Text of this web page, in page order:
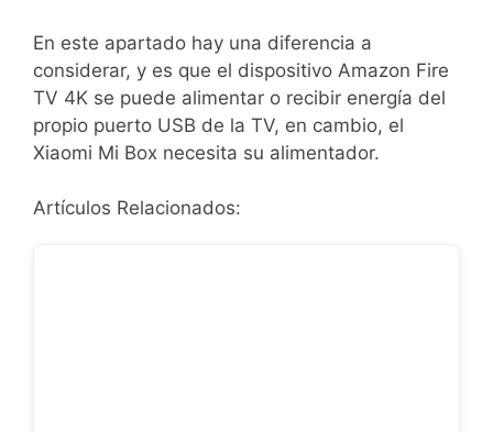
En este apartado hay una diferencia a
considerar, y es que el dispositivo Amazon Fire
TV 4K se puede alimentar o recibir energía del
propio puerto USB de la TV, en cambio, el
Xiaomi Mi Box necesita su alimentador.
Artículos Relacionados: